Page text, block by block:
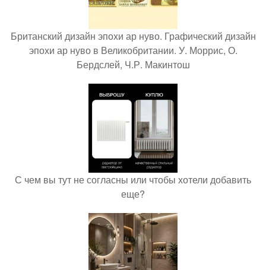
Британский дизайн эпохи ар нуво. Графический дизайн
эпохи ар нуво в Великобритании. У. Моррис, О.
Бердслей, Ч.Р. Макинтош
С чем вы тут не согласны или чтобы хотели добавить
еще?